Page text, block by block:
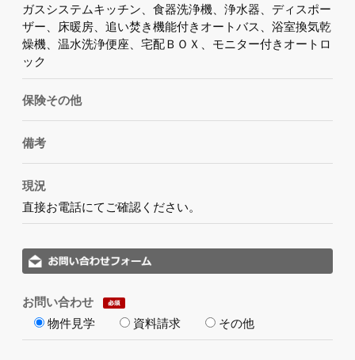
ガスシステムキッチン、食器洗浄機、浄水器、ディスポー
ザー、床暖房、追い焚き機能付きオートバス、浴室換気乾
燥機、温水洗浄便座、宅配ＢＯＸ、モニター付きオートロ
ック
保険その他
備考
現況
直接お電話にてご確認ください。
お問い合わせ
物件見学
資料請求 その他